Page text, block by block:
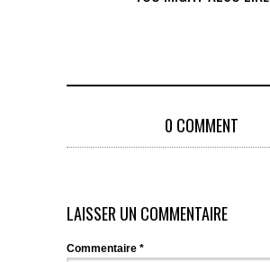
0 COMMENT
LAISSER UN COMMENTAIRE
Commentaire *